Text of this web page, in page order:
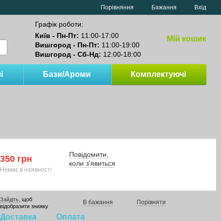
Порівняння Бажання Вхід
Графік роботи:
Київ - Пн-Пт: 11:00-17:00
Вишгород - Пн-Пт: 11:00-19:00
Вишгород - Сб-Нд: 12:00-18:00
Мій кошик
Бази/Ароми Комплектуючі
350 грн
Немає в наявності
Повідомити,
коли з'явиться
Зайдіть , щоб
відобразити знижку
В бажання Порівняти
Доставка Оплата